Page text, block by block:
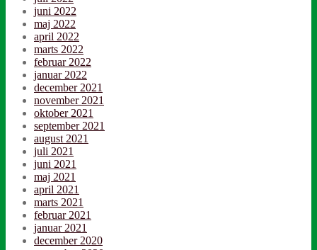
juni 2022
maj 2022
april 2022
marts 2022
februar 2022
januar 2022
december 2021
november 2021
oktober 2021
september 2021
august 2021
juli 2021
juni 2021
maj 2021
april 2021
marts 2021
februar 2021
januar 2021
december 2020